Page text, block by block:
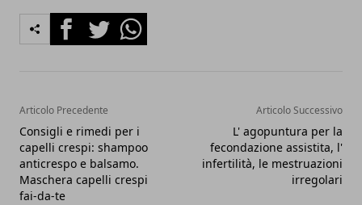
FacebookTwitterWhatsapp
Articolo Precedente
Consigli e rimedi per i
capelli crespi: shampoo
anticrespo e balsamo.
Maschera capelli crespi
fai-da-te
Articolo Successivo
L' agopuntura per la
fecondazione assistita, l'
infertilità, le mestruazioni
irregolari